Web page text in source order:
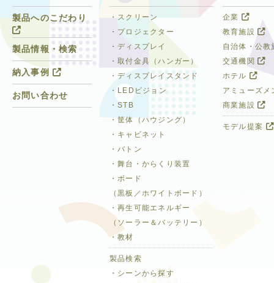
製品へのこだわり
製品情報・検索
納入事例
お問い合わせ
企業
教育施設
自治体・公教
交通機関
ホテル
アミューズ
商業施設
モデル提案
・スクリーン
・プロジェクター
・ディスプレイ
・取付金具（ハンガー）
・ディスプレイスタンド
・LEDビジョン
・STB
・筐体（ハウジング）
・キャビネット
・バトン
・舞台・からくり装置
・ボード
（黒板／ホワイトボード）
・再生可能エネルギー
（ソーラー＆バッテリー）
・教材
製品検索
・シーンから探す